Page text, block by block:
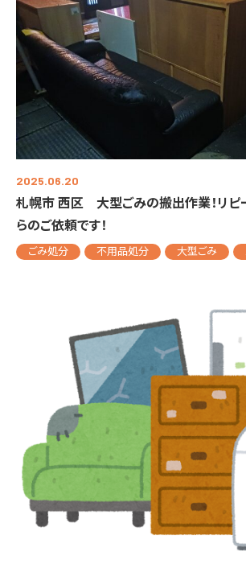
2025.06.20
札幌市 西区 大型ごみの搬出作業！リピ
らのご依頼です！
ごみ処分 不用品処分 大型ごみ